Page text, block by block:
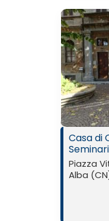
Casa di
Piazza
Alba